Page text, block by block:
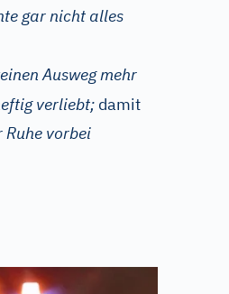
gar nicht alles
Ausweg mehr
verliebt; damit
vorbei